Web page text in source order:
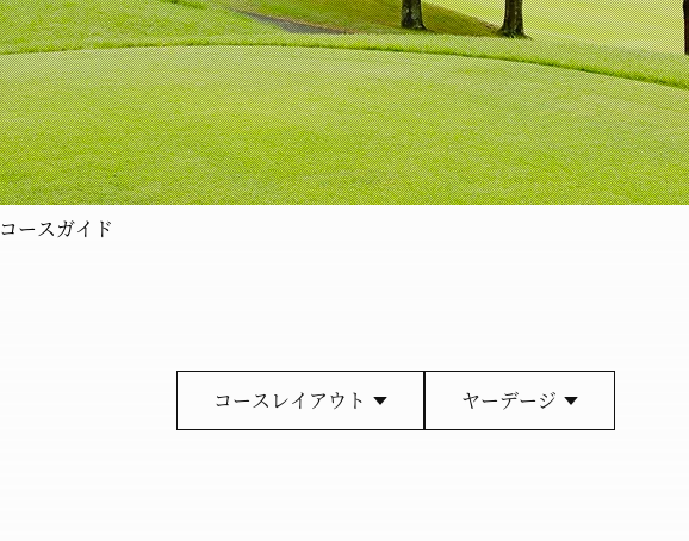
コースガイド
コースレイアウト ヤーデージ